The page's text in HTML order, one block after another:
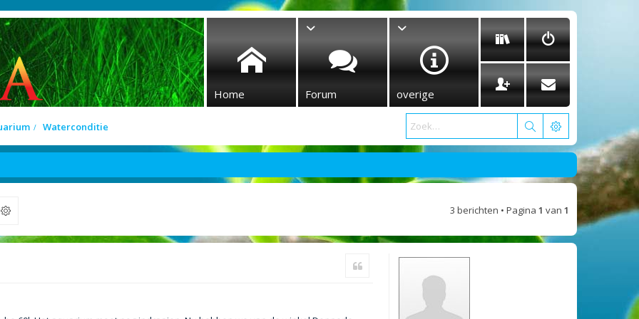
Home Forum overige
Waterconditie
3 berichten • Pagina 1 van 1